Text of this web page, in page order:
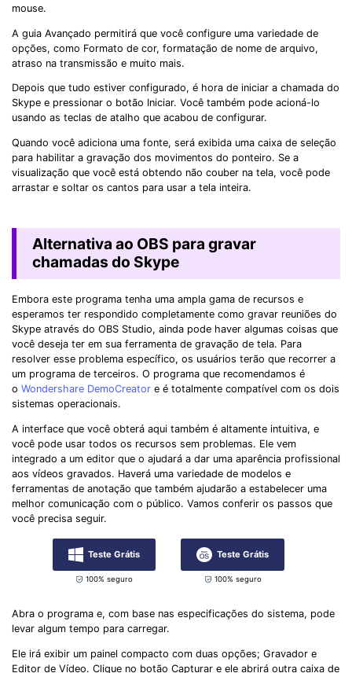
mouse.
A guia Avançado permitirá que você configure uma variedade de
opções, como Formato de cor, formatação de nome de arquivo,
atraso na transmissão e muito mais.
Depois que tudo estiver configurado, é hora de iniciar a chamada do
Skype e pressionar o botão Iniciar. Você também pode acioná-lo
usando as teclas de atalho que acabou de configurar.
Quando você adiciona uma fonte, será exibida uma caixa de seleção
para habilitar a gravação dos movimentos do ponteiro. Se a
visualização que você está obtendo não couber na tela, você pode
arrastar e soltar os cantos para usar a tela inteira.
Alternativa ao OBS para gravar
chamadas do Skype
Embora este programa tenha uma ampla gama de recursos e
esperamos ter respondido completamente como gravar reuniões do
Skype através do OBS Studio, ainda pode haver algumas coisas que
você deseja ter em sua ferramenta de gravação de tela. Para
resolver esse problema específico, os usuários terão que recorrer a
um programa de terceiros. O programa que recomendamos é
o Wondershare DemoCreator e é totalmente compatível com os dois
sistemas operacionais.
A interface que você obterá aqui também é altamente intuitiva, e
você pode usar todos os recursos sem problemas. Ele vem
integrado a um editor que o ajudará a dar uma aparência profissional
aos vídeos gravados. Haverá uma variedade de modelos e
ferramentas de anotação que também ajudarão a estabelecer uma
melhor comunicação com o público. Vamos conferir os passos que
você precisa seguir.
Teste Grátis
100% seguro
Teste Grátis
100% seguro
Abra o programa e, com base nas especificações do sistema, pode
levar algum tempo para carregar.
Ele irá exibir um painel compacto com duas opções; Gravador e
Editor de Vídeo. Clique no botão Capturar e ele abrirá outra caixa de